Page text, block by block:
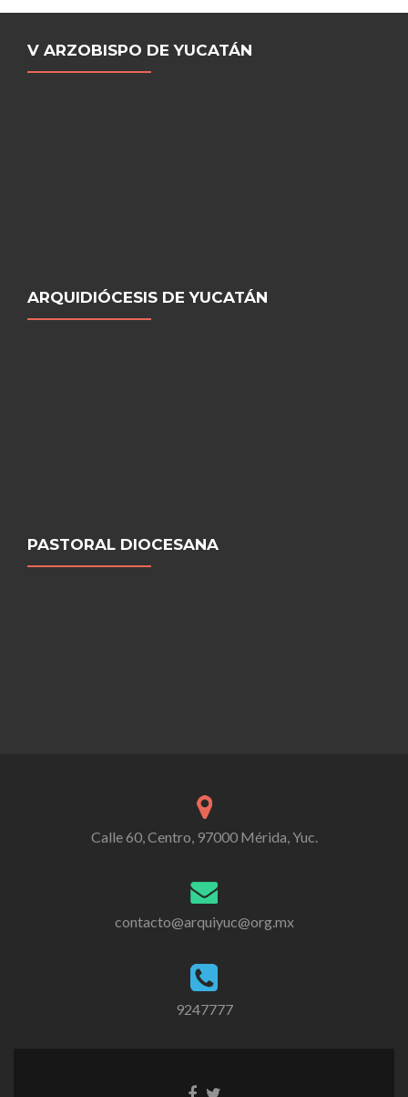
V ARZOBISPO DE YUCATÁN
ARQUIDIÓCESIS DE YUCATÁN
PASTORAL DIOCESANA
Calle 60, Centro, 97000 Mérida, Yuc.
contacto@arquiyuc@org.mx
9247777